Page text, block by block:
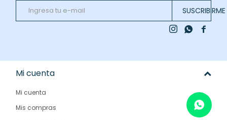
SUSCRIBIRME

 
Mi cuenta
Mi cuenta
Mis compras